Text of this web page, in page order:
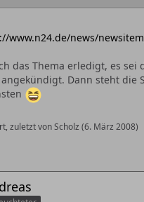
www.n24.de/news/
das Thema erledigt, es sei
Dann steht die
zuletzt von Scholz (6. März 2008)